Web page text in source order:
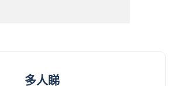
多人睇